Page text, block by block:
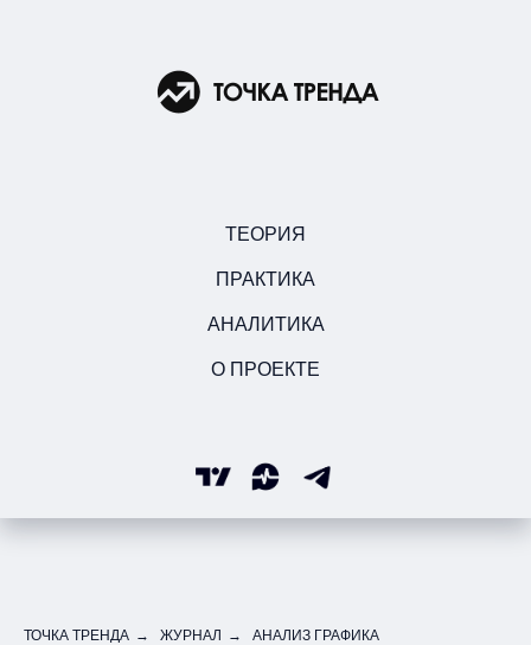
ТЕОРИЯ
ПРАКТИКА
АНАЛИТИКА
О ПРОЕКТЕ
ТОЧКА ТРЕНДА → ЖУРНАЛ → АНАЛИЗ ГРАФИКА